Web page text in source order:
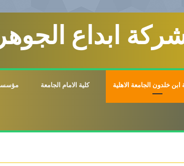
ابداع
ابن خلدون الجامعة الاهلية كلية الامام الجامعة مؤسسة